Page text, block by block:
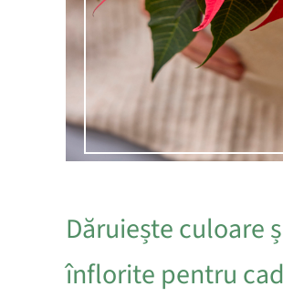
Dăruiește culoare
înflorite pentru